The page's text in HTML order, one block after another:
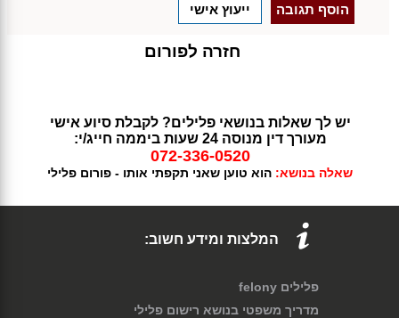
הוסף תגובה ייעוץ אישי
חזרה לפורום
יש לך שאלות בנושאי פלילים? לקבלת סיוע אישי
מעורך דין מנוסה 24 שעות ביממה חייג/י:
072-336-0520
שאלה בנושא: הוא טוען שאני תקפתי אותו - פורום פלילי
המלצות ומידע חשוב:
פלילים felony
מדריך משפטי בנושא רישום פלילי